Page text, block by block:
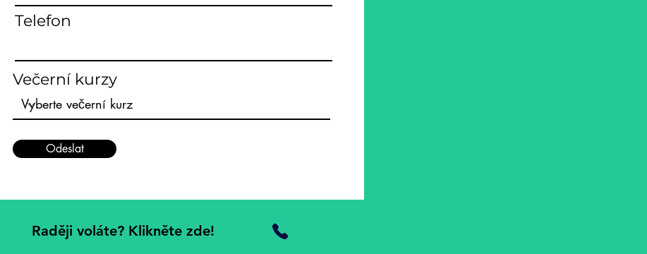
Telefon
Večerní kurzy
Odeslat
Raději voláte? Klikněte zde!